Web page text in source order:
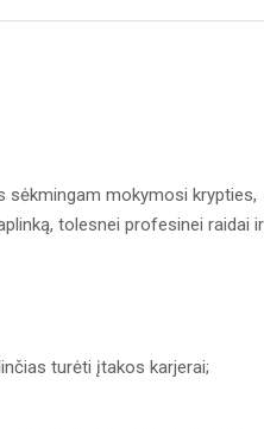
sėkmingam mokymosi krypties,
tolesnei profesinei raidai ir
turėti įtakos karjerai;